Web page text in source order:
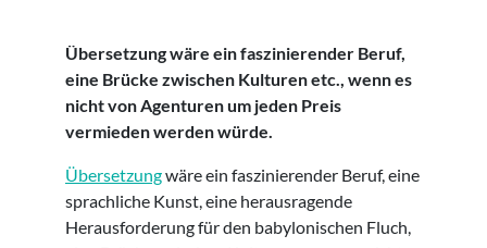
Übersetzung wäre ein faszinierender Beruf,
eine Brücke zwischen Kulturen etc., wenn es
nicht von Agenturen um jeden Preis
vermieden werden würde.
Übersetzungwäre ein faszinierender Beruf, eine
sprachliche Kunst, eine herausragende
Herausforderung für den babylonischen Fluch,